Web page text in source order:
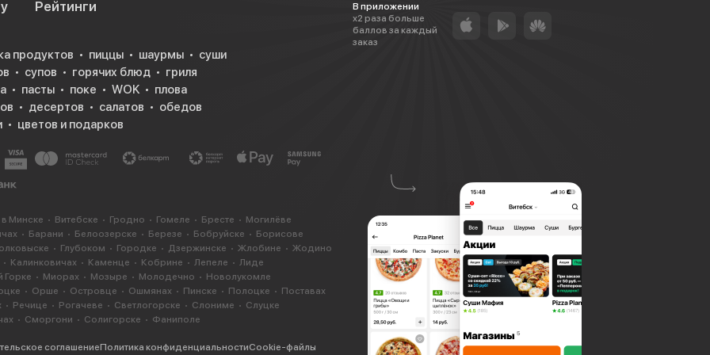
Рейтинги
В приложении
х2 раза больше
баллов за каждый
заказ
продуктов пиццы шаурмы
суши
супов горячих блюд
гриля
пасты поке WOK
плова
десертов салатов
обедов
цветов и подарков
Минске Витебске Гродно Гомеле Бресте
Могилёве
Барани Белоозерске Березе Бобруйске
Борисове
Глубоком Городке Дзержинске Жлобине
Жодино
Калинковичах
Каменце Кобрине Лепеле
Лиде
Горке
Миорах Мозыре Молодечно
Новолукомле
Орше Островце Ошмянах Пинске Полоцке
Поставах
Речице Рогачеве Светлогорске Слониме
Слуцке
Сморгони Солигорске Фаниполе
соглашениеПолитика конфиденциальностиCookie-файлы